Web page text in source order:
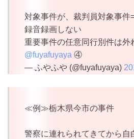
対象事件が、裁判員対象事件
録音録画しない
重要事件の任意同行別件は外
@fuyafuyaya ④
— ふやふや (@fuyafuyaya)
≪例≫栃木県今市の事件
警察に連れられてきてから自